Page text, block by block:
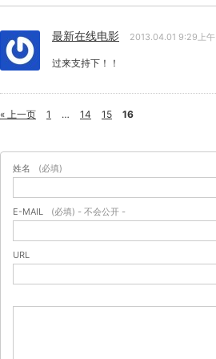
最新在线电影 2013.04.01 9:29上午
过来支持下！！
« 上一页 1 … 14 15 16
姓名 (必填)
E-MAIL (必填) - 不会公开 -
URL